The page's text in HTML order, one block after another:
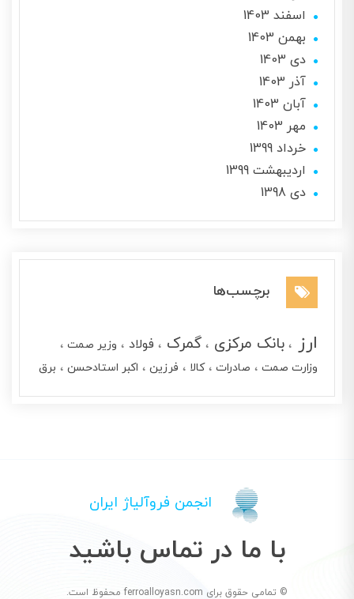
اسفند 1403
بهمن 1403
دی 1403
آذر 1403
آبان 1403
مهر 1403
خرداد 1399
ارديبهشت 1399
دی 1398
برچسب‌ها
ارز بانک مرکزی گمرک فولاد
وزیر صمت
وزارت صمت صادرات کالا فرزین اکبر استادحسن برق
انجمن فروآلیاژ ایران
با ما در تماس باشید
© تمامی حقوق برای ferroalloyasn.com محفوظ است.